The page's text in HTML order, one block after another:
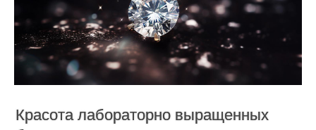
Красота лабораторно выращенных